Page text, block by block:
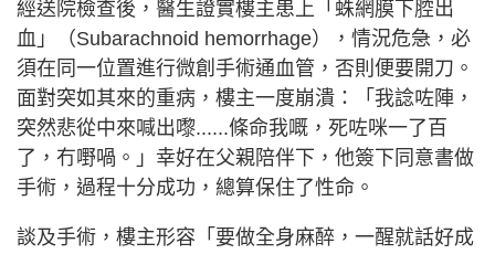
經送院檢查後，醫生證實樓主患上「蛛網膜下腔出
血」（Subarachnoid hemorrhage），情況危急，必
須在同一位置進行微創手術通血管，否則便要開刀。
面對突如其來的重病，樓主一度崩潰：「我諗咗陣，
突然悲從中來喊出嚟......條命我嘅，死咗咪一了百
了，冇嘢喎。」幸好在父親陪伴下，他簽下同意書做
手術，過程十分成功，總算保住了性命。
談及手術，樓主形容「要做全身麻醉，一醒就話好成